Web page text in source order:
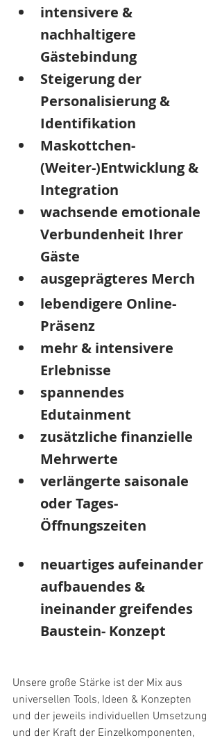
intensivere &
nachhaltigere
Gästebindung
Steigerung der
Personalisierung &
Identifikation
Maskottchen-
(Weiter-)Entwicklung &
Integration
wachsende emotionale
Verbundenheit Ihrer
Gäste
ausgeprägteres Merch
lebendigere Online-
Präsenz
mehr & intensivere
Erlebnisse
spannendes
Edutainment
zusätzliche finanzielle
Mehrwerte
verlängerte saisonale
oder Tages-
Öffnungszeiten
neuartiges aufeinander
aufbauendes &
ineinander greifendes
Baustein- Konzept
Unsere große Stärke ist der Mix aus
universellen Tools, Ideen & Konzepten
und der jeweils individuellen Umsetzung
und der Kraft der Einzelkomponenten,